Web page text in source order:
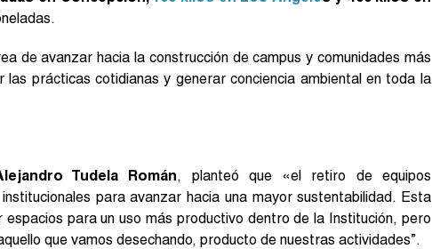
de avanzar hacia la construcción de campus y comunidades más
prácticas cotidianas y generar conciencia ambiental en toda la
Tudela Román, planteó que «el retiro de equipos
para avanzar hacia una mayor sustentabilidad. Esta
para un uso más productivo dentro de la Institución, pero
que vamos desechando, producto de nuestras actividades”.